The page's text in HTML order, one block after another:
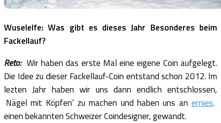
Wuselelfe: Was gibt es dieses Jahr Besonderes beim
Fackellauf?
Reto:Wir haben das erste Mal eine eigene Coin aufgelegt.
Die Idee zu dieser Fackellauf-Coin entstand schon 2012. Im
lezten Jahr haben wir uns dann endlich entschlossen,
‚Nägel mit Köpfen‘ zu machen und haben uns an ernies,
einen bekannten Schweizer Coindesigner, gewandt.